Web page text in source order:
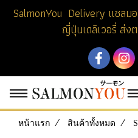
SalmonYou Delivery แซลม
ญี่ปุ่นเดลิเวอรี่ ส่ง
หน้าแรก สินค้าทั้งหมด